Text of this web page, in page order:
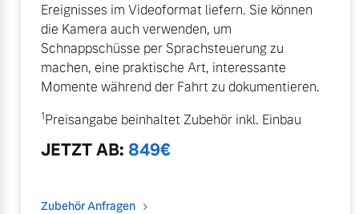
Ereignisses im Videoformat liefern. Sie können
die Kamera auch verwenden, um
Schnappschüsse per Sprachsteuerung zu
machen, eine praktische Art, interessante
Momente während der Fahrt zu dokumentieren.
1Preisangabe beinhaltet Zubehör inkl. Einbau
JETZTAB: 849€
Zubehör Anfragen